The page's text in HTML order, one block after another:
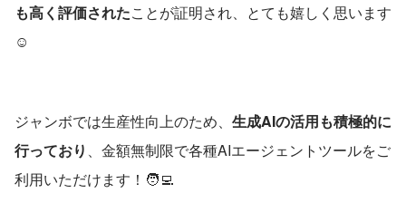
も高く評価されたことが証明され、とても嬉しく思います
☺️
ジャンボでは生産性向上のため、 生成AIの活用も積極的に
行っており 、金額無制限で各種AIエージェントツールをご
利用いただけます！🧑‍💻